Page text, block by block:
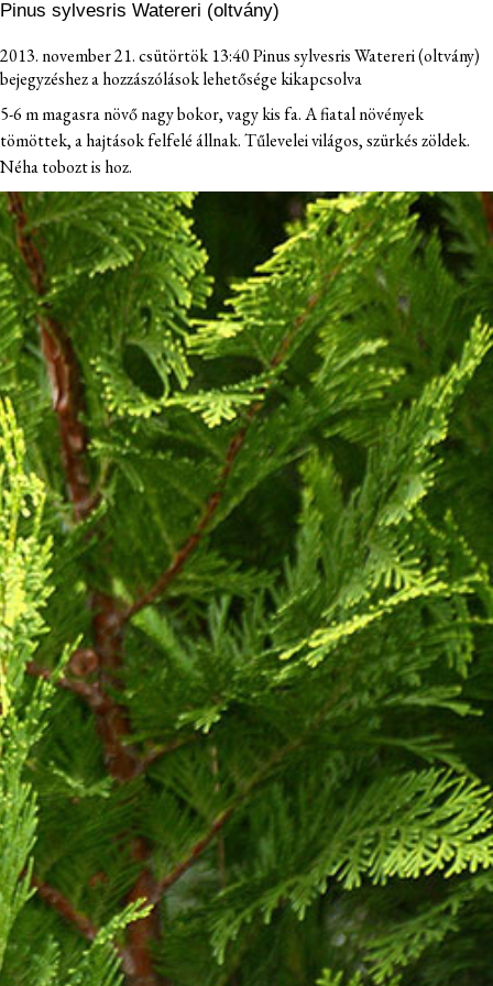
Pinus sylvesris Watereri (oltvány)
2013. november 21. csütörtök 13:40Pinus sylvesris Watereri (oltvány)
bejegyzésheza hozzászólások lehetősége kikapcsolva
5-6 m magasra növő nagy bokor, vagy kis fa. A fiatal növények
tömöttek, a hajtások felfelé állnak. Tűlevelei világos, szürkés zöldek.
Néha tobozt is hoz.
TÖLÖSKERT
NÖVÉNYEINK
ELÉRHETŐSÉG
FIATAL GAZDA
ÜGYFÉLKAPU